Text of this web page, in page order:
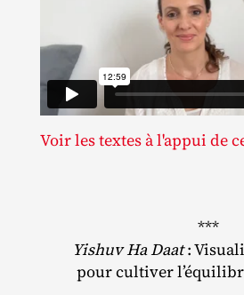
Voir les textes à l'appui de
***
Yishuv Ha Daat:
pour cultiver